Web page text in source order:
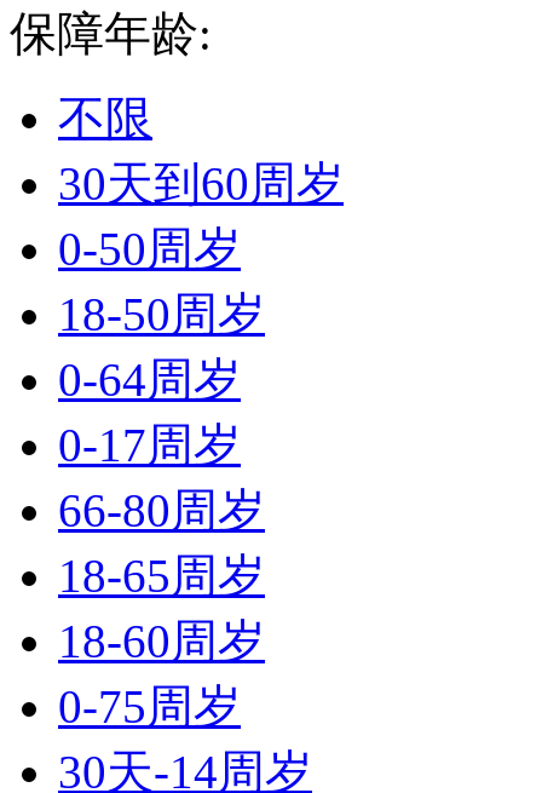
保障年龄:
不限
30天到60周岁
0-50周岁
18-50周岁
0-64周岁
0-17周岁
66-80周岁
18-65周岁
18-60周岁
0-75周岁
30天-14周岁